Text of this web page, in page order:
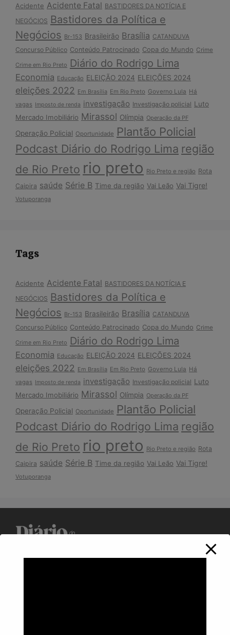
Acidente Acidente Fatal BASTIDORES DA NOTÍCIA E
NEGÓCIOS Bastidores da Política e
Negócios Br-153 Brasileirão Brasília CATANDUVA
Concurso Público Conteúdo Patrocinado Copa do Mundo Crime
Crime em Rio Preto Diário do Rodrigo Lima
Economia Educação ELEIÇÃO 2024 ELEIÇÕES 2024
eleições 2022 Em Brasília Em Rio Preto Governo Lula Há
vagas
Imposto de renda investigação Investigação policial Luto
Mercado Imobiliário Mirassol Olímpia Operação da PF
Operação Policial Oportunidade Plantão Policial
Podcast Diário do Rodrigo Lima região
de Rio Preto rio preto Rio Preto e região Rota
Caipira saúde Série B Time da região Vai Leão Vai Tigre!
Votuporanga
Tags
Acidente Acidente Fatal BASTIDORES DA NOTÍCIA E
NEGÓCIOS Bastidores da Política e
Negócios Br-153 Brasileirão Brasília CATANDUVA
Concurso Público Conteúdo Patrocinado Copa do Mundo Crime
Crime em Rio Preto Diário do Rodrigo Lima
Economia Educação ELEIÇÃO 2024 ELEIÇÕES 2024
eleições 2022 Em Brasília Em Rio Preto Governo Lula Há
vagas
Imposto de renda investigação Investigação policial Luto
Mercado Imobiliário Mirassol Olímpia Operação da PF
Operação Policial Oportunidade Plantão Policial
Podcast Diário do Rodrigo Lima região
de Rio Preto rio preto Rio Preto e região Rota
Caipira saúde Série B Time da região Vai Leão Vai Tigre!
Votuporanga